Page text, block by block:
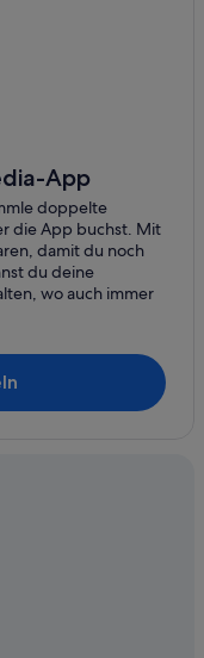
App
doppelte
die App buchst. Mit
damit du noch
du deine
wo auch immer